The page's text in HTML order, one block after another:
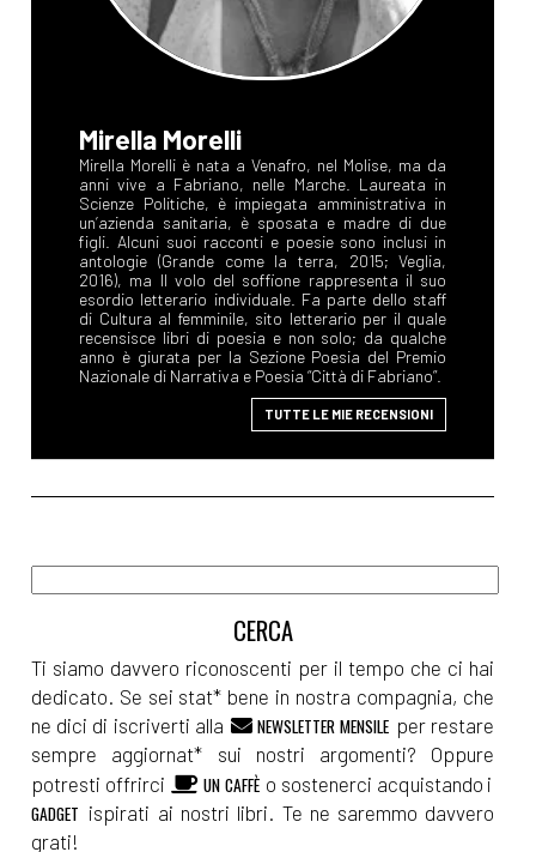
Mirella Morelli
Mirella Morelli è nata a Venafro, nel Molise, ma da
anni vive a Fabriano, nelle Marche. Laureata in
Scienze Politiche, è impiegata amministrativa in
un’azienda sanitaria, è sposata e madre di due
figli. Alcuni suoi racconti e poesie sono inclusi in
antologie (Grande come la terra, 2015; Veglia,
2016), ma Il volo del soffione rappresenta il suo
esordio letterario individuale. Fa parte dello staff
di Cultura al femminile, sito letterario per il quale
recensisce libri di poesia e non solo; da qualche
anno è giurata per la Sezione Poesia del Premio
Nazionale di Narrativa e Poesia “Città di Fabriano”.
TUTTE LE MIE RECENSIONI
Ti siamo davvero riconoscenti per il tempo che ci hai
dedicato. Se sei stat* bene in nostra compagnia, che
ne dici di iscriverti alla
NEWSLETTER MENSILE per restare
sempre aggiornat* sui nostri argomenti? Oppure
potresti offrirci
UN CAFFÈ o sostenerci acquistando i
GADGET ispirati ai nostri libri. Te ne saremmo davvero
grati!